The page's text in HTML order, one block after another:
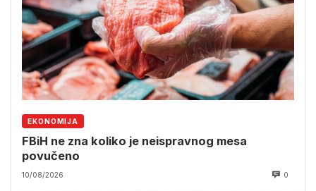
EKONOMIJA
FBiH ne zna koliko je neispravnog mesa
povučeno
10/08/2026 0